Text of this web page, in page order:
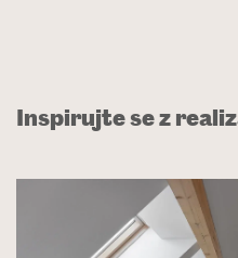
Inspirujte se z